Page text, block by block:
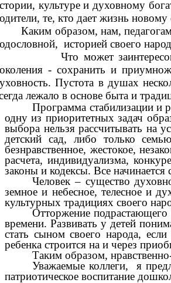
культуре и духовному
те, кто дает жизнь
Каким образом, нам,
историей своего
Что может
- сохранить и
Пустота в душах
лежало в основе быта и
Программа стабилизации и
одну из приоритетных задач
выбора нельзя рассчитывать на
детский сад, либо только
безнравственное, жестокое,
расчета, индивидуализма,
законы и кодексы. Все начинается
Человек – существо
земное и небесное, телесное и
культурных традициях своего
Отторжение подрастающего
времени. Развивать у детей
стать сыном своего народа,
ребенка строится на и через
Таким образом,
Уважаемые коллеги, я
патриотическое воспитание